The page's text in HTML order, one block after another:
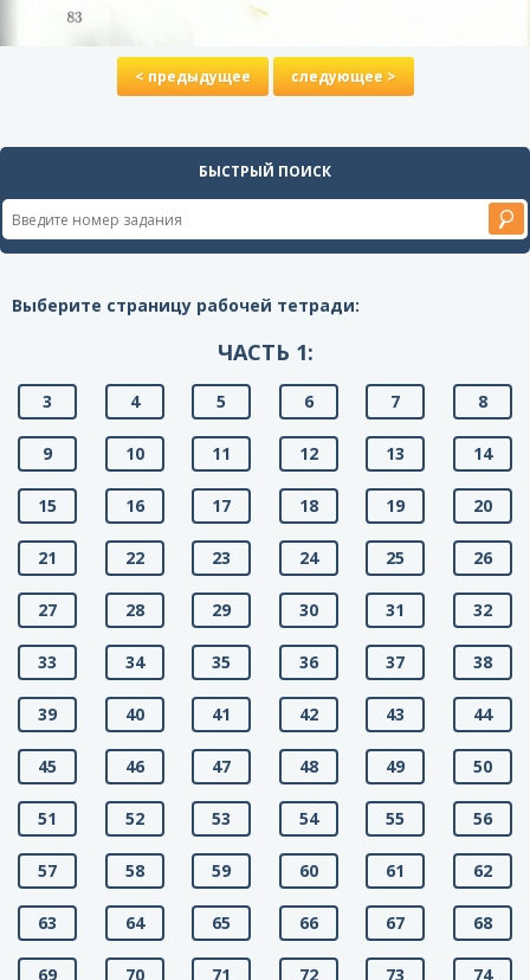
< предыдущее следующее >
БЫСТРЫЙ ПОИСК
Выберите страницу рабочей тетради:
ЧАСТЬ 1:
3 4 5 6 7 8
9 10 11 12 13 14
15 16 17 18 19 20
21 22 23 24 25 26
27 28 29 30 31 32
33 34 35 36 37 38
39 40 41 42 43 44
45 46 47 48 49 50
51 52 53 54 55 56
57 58 59 60 61 62
63 64 65 66 67 68
69 70 71 72 73 74